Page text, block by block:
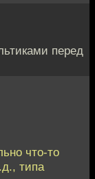
перед
что-то
типа